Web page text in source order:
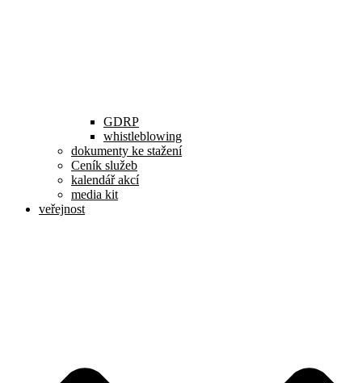
GDRP
whistleblowing
dokumenty ke stažení
Ceník služeb
kalendář akcí
media kit
veřejnost